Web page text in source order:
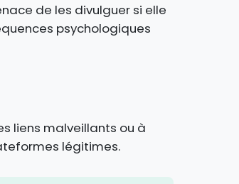
de les divulguer si elle
psychologiques
liens malveillants ou à
légitimes.